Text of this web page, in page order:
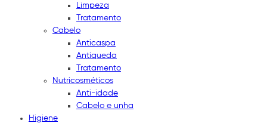
Limpeza
Tratamento
Cabelo
Anticaspa
Antiqueda
Tratamento
Nutricosméticos
Anti-idade
Cabelo e unha
Higiene